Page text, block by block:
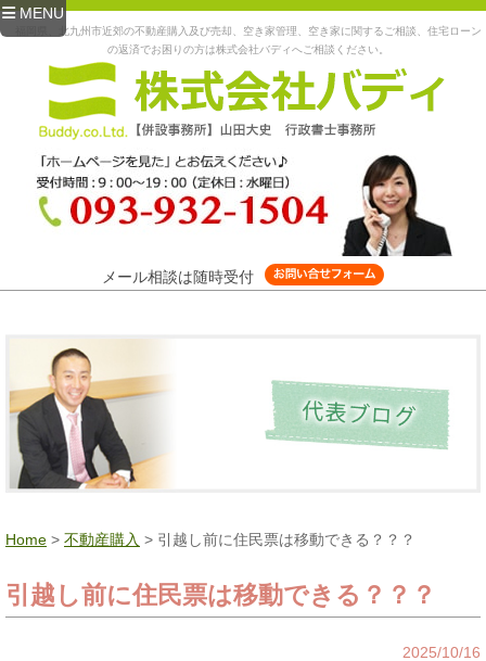
MENU
福岡県、北九州市近郊の不動産購入及び売却、空き家管理、空き家に関するご相談、住宅ローン
の返済でお困りの方は株式会社バディへご相談ください。
メール相談は随時受付
Home > 不動産購入 > 引越し前に住民票は移動できる？？？
引越し前に住民票は移動できる？？？
2025/10/16